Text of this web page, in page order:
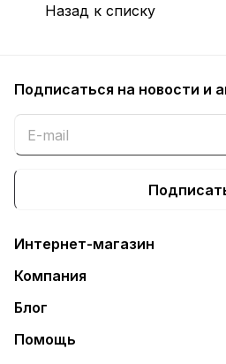
Назад к списку
Подписаться на новости и
Интернет-магазин
Компания
Блог
Помощь